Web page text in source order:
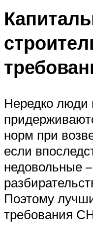
Нередко люди
норм при
если
недовольные
Поэтому
требования